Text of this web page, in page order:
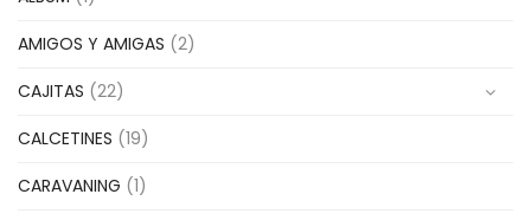
AMIGOS Y AMIGAS (2)
CAJITAS (22)
CALCETINES (19)
CARAVANING (1)